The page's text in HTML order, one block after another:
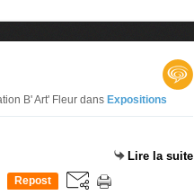
B' Art' Fleur dans Expositions
Lire la suite
Repost